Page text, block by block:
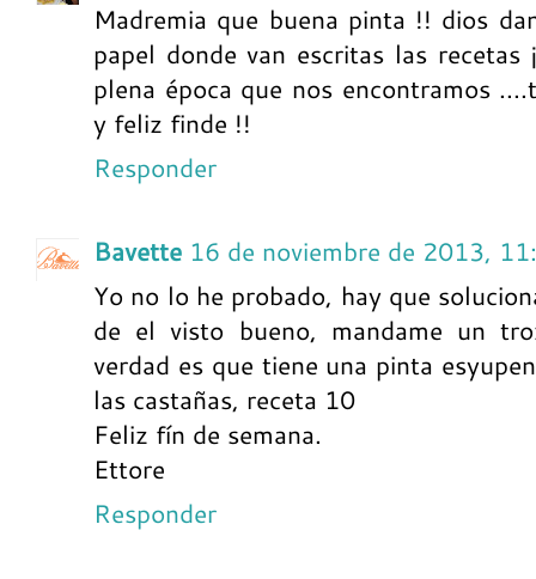
Madremia que buena pinta !! dios
papel donde van escritas las recetas
plena época que nos encontramos
y feliz finde !!
Responder
Bavette 16 de noviembre de 2013,
Yo no lo he probado, hay que
de el visto bueno, mandame un
verdad es que tiene una pinta
las castañas, receta 10
Feliz fín de semana.
Ettore
Responder